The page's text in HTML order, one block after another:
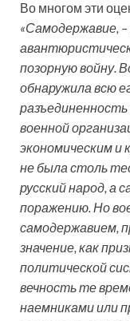
Во многом эти
«Самодержавие,
позорную войну.
обнаружила всю
военной
экономическим
не была столь
русский народ, а
поражению. Но
самодержавием,
значение, как
политической
вечность те
наемниками или